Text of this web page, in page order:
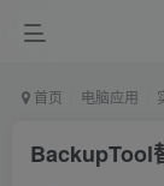
首页 电脑应用
BackupTool